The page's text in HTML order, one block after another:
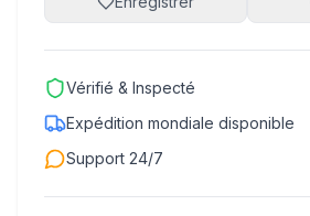
Vérifié & Inspecté
Expédition mondiale disponible
Support 24/7